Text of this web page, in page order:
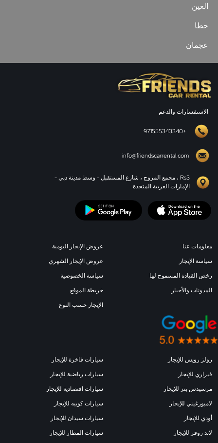
العين
حطا
عجمان
الاستفسارات والدعم
+971555343340
info@friendscarrental.com
Rs3 ، مجمع المروج ، شارع المستقبل - وسط مدينة دبي -
الإمارات العربية المتحدة
معلومات عنا
سياسة الإيجار
رخص القيادة المسموح لها
المدونات والأخبار
عروض الإيجار اليومية
عروض الإيجار الشهري
سياسة الخصوصية
خريطة الموقع
الإيجار حسب النوع
رولز رويس للإيجار
فيراري للإيجار
مرسيدس بنز للإيجار
لامبورغيني للإيجار
أودي للإيجار
لاند روفر للإيجار
سيارات فاخرة للإيجار
سيارات رياضية للإيجار
سيارات اقتصادية للإيجار
سيارات كوبيه للإيجار
سيارات سيدان للإيجار
سيارات المطار للإيجار